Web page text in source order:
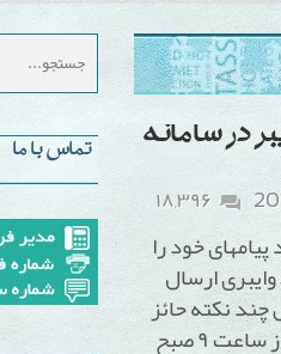
سامانه
۱۸,۳۹۶
خود را
ارسال
حائز
تماس با ما